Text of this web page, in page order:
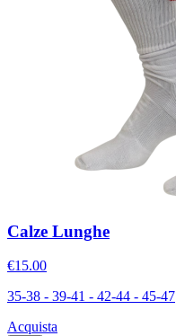
Calze Lunghe
€15.00
35-38 - 39-41 - 42-44 - 45-47
Acquista